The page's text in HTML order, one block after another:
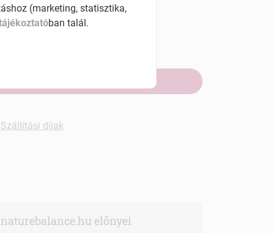
ÁFÁ-val , [157250 Ft/kg]
Szállítási díjak
naturebalance.hu előnyei
(marketing, statisztika,
ban talál.